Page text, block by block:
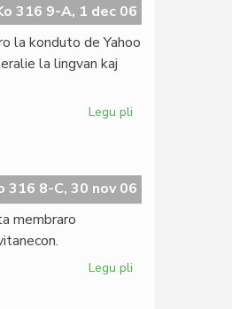
en
"Trud"
316 9-A, 1 dec 06
la konduto de Yahoo
la lingvan kaj
Legu pli
UEA
316 8-C, 30 nov 06
membraro
Legu pli